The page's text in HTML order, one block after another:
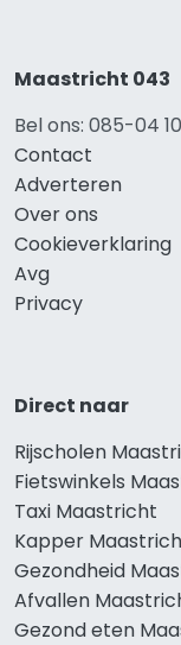
Maastricht 043
Bel ons: 085-04
Contact
Adverteren
Over ons
Cookieverklaring
Avg
Privacy
Direct naar
Rijscholen
Fietswinkels
Taxi Maastricht
Kapper
Gezondheid
Afvallen
Gezond eten